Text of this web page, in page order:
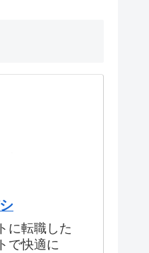
に転職した
で快適に